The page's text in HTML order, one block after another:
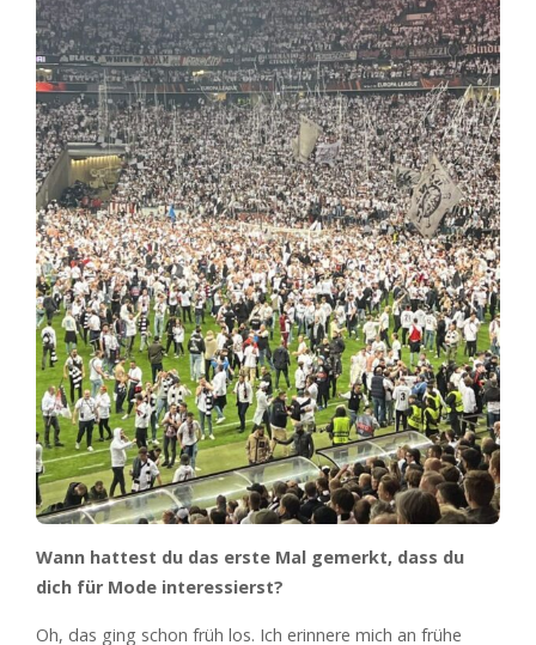
Wann hattest du das erste Mal gemerkt, dass du
dich für Mode interessierst?
Oh, das ging schon früh los. Ich erinnere mich an frühe